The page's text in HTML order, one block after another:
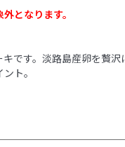
となります。
です。淡路島産卵を贅沢
ト。